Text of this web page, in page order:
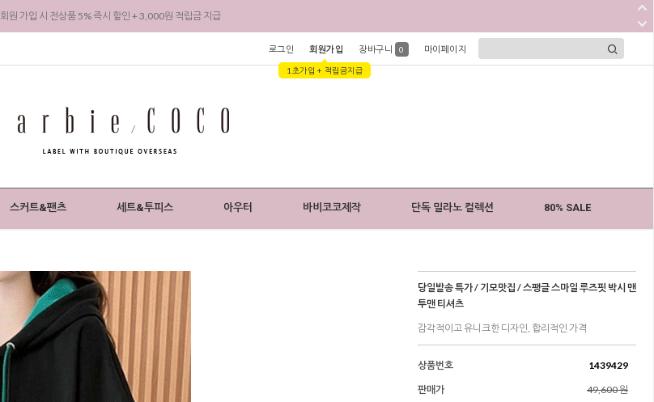
회원 가입 시 전상품 5% 즉시 할인 + 3,000원 적립금 지급
로그인 회원가입
1초가입 + 적립금지급
장바구니 0 마이페이지
스커트&팬츠 세트&투피스 아우터 바비코코제작 단독 밀라노 컬렉션 80% SALE
당일발송 특가 / 기모맛집 / 스팽글 스마일 루즈핏 박시 맨
투맨 티셔츠
감각적이고 유니크한 디자인, 합리적인 가격
상품번호
1439429
판매가
49,600 원